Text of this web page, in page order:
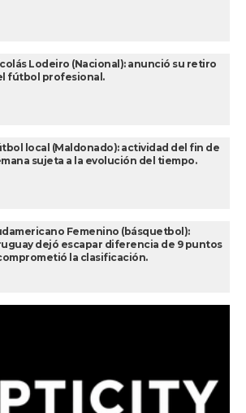
Lodeiro (Nacional): anunció su retiro
fútbol profesional.
local (Maldonado): actividad del fin de
sujeta a la evolución del tiempo.
Femenino (básquetbol):
dejó escapar diferencia de 9 puntos
la clasificación.